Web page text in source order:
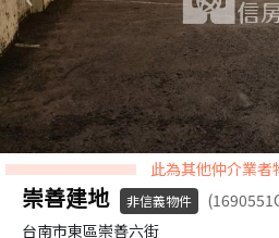
此為其他仲介業者
崇善建地 非信義物件
台南市東區崇善六街